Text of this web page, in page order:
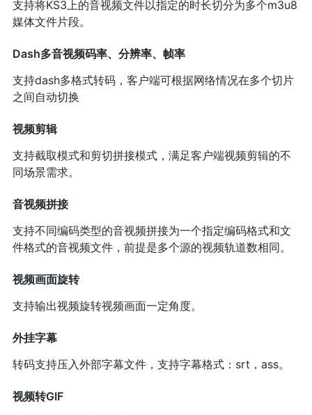
支持将KS3上的音视频文件以指定的时长切分为多个m3u8
媒体文件片段。
Dash多音视频码率、分辨率、帧率
支持dash多格式转码，客户端可根据网络情况在多个切片
之间自动切换
视频剪辑
支持截取模式和剪切拼接模式，满足客户端视频剪辑的不
同场景需求。
音视频拼接
支持不同编码类型的音视频拼接为一个指定编码格式和文
件格式的音视频文件，前提是多个源的视频轨道数相同。
视频画面旋转
支持输出视频旋转视频画面一定角度。
外挂字幕
转码支持压入外部字幕文件，支持字幕格式：srt，ass。
视频转GIF